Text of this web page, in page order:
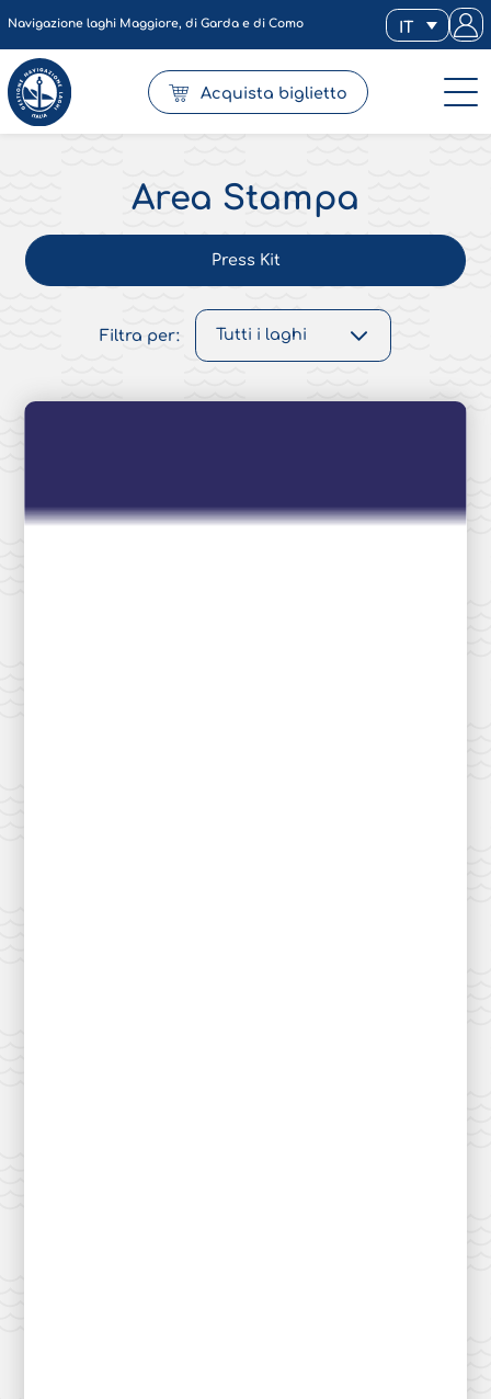
Navigazione laghi Maggiore, di Garda e di Como IT
Acquista biglietto
Area Stampa
Press Kit
Filtra per: